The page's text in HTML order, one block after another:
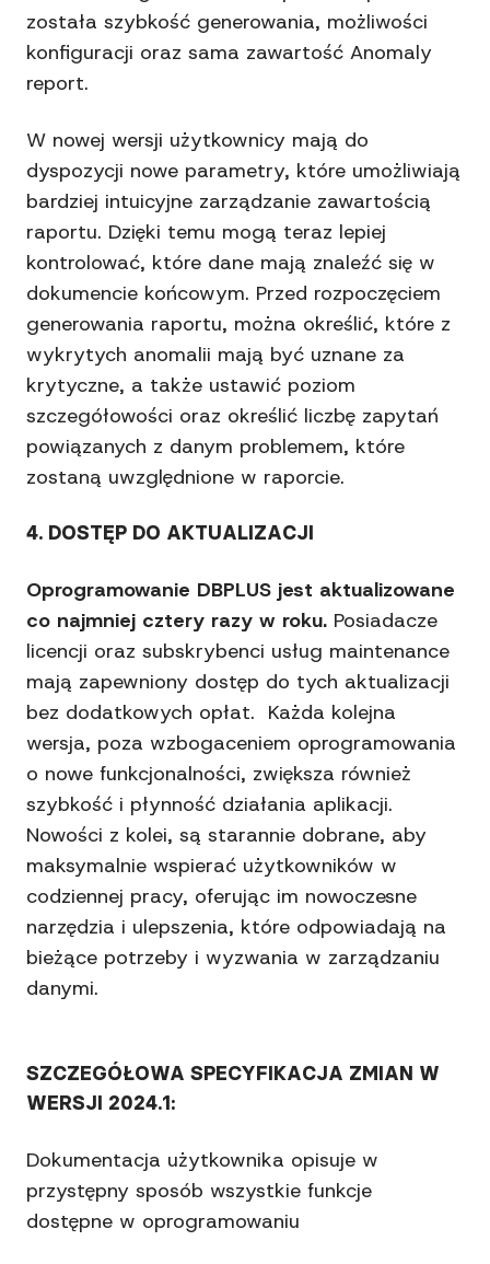
została szybkość generowania, możliwości
konfiguracji oraz sama zawartość Anomaly
report.
W nowej wersji użytkownicy mają do
dyspozycji nowe parametry, które umożliwiają
bardziej intuicyjne zarządzanie zawartością
raportu. Dzięki temu mogą teraz lepiej
kontrolować, które dane mają znaleźć się w
dokumencie końcowym. Przed rozpoczęciem
generowania raportu, można określić, które z
wykrytych anomalii mają być uznane za
krytyczne, a także ustawić poziom
szczegółowości oraz określić liczbę zapytań
powiązanych z danym problemem, które
zostaną uwzględnione w raporcie.
4. DOSTĘP DO AKTUALIZACJI
Oprogramowanie DBPLUS jest aktualizowane
co najmniej cztery razy w roku. Posiadacze
licencji oraz subskrybenci usług maintenance
mają zapewniony dostęp do tych aktualizacji
bez dodatkowych opłat. Każda kolejna
wersja, poza wzbogaceniem oprogramowania
o nowe funkcjonalności, zwiększa również
szybkość i płynność działania aplikacji.
Nowości z kolei, są starannie dobrane, aby
maksymalnie wspierać użytkowników w
codziennej pracy, oferując im nowoczesne
narzędzia i ulepszenia, które odpowiadają na
bieżące potrzeby i wyzwania w zarządzaniu
danymi.
SZCZEGÓŁOWA SPECYFIKACJA ZMIAN W
WERSJI 2024.1:
Dokumentacja użytkownika opisuje w
przystępny sposób wszystkie funkcje
dostępne w oprogramowaniu